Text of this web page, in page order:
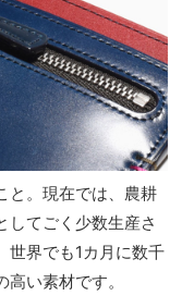
と。現在では、農耕
してごく少数生産さ
世界でも1カ月に数千
い素材です。